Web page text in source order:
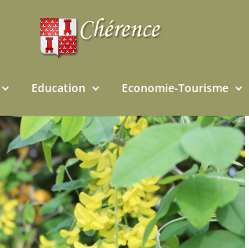
Education Economie-Tourisme